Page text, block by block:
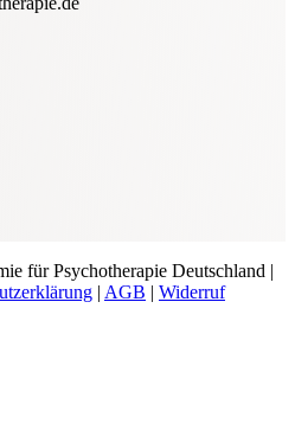
für Psychotherapie Deutschland |
| AGB | Widerruf